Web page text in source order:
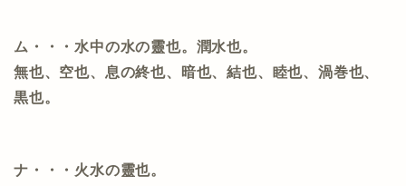
ム・・・水中の水の靈也。潤水也。
無也、空也、息の終也、暗也、結也、睦也、渦巻也、
黒也。
ナ・・・火水の靈也。